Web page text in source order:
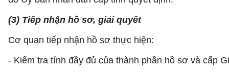
(3) Tiếp nhận hồ sơ, giải quyết
Cơ quan tiếp nhận hồ sơ thực hiện:
- Kiểm tra tính đầy đủ của thành phần hồ sơ và cấp